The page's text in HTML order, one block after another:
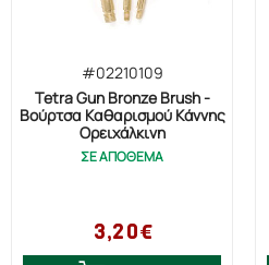
#02210109
Tetra Gun Bronze Brush -
Βούρτσα Καθαρισμού Κάννης
Ορειχάλκινη
ΣΕ ΑΠΟΘΕΜΑ
3,20€